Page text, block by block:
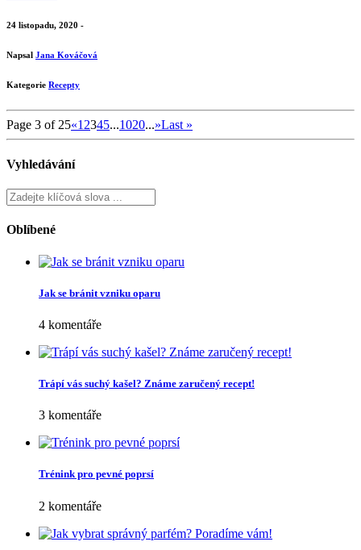
24 listopadu, 2020 -
Napsal Jana Kováčová
Kategorie Recepty
Page 3 of 25«1 2345...1020...»Last »
Vyhledávání
Oblíbené
Jak se bránit vzniku oparu
4 komentáře
Trápí vás suchý kašel? Známe zaručený recept!
3 komentáře
Trénink pro pevné poprsí
2 komentáře